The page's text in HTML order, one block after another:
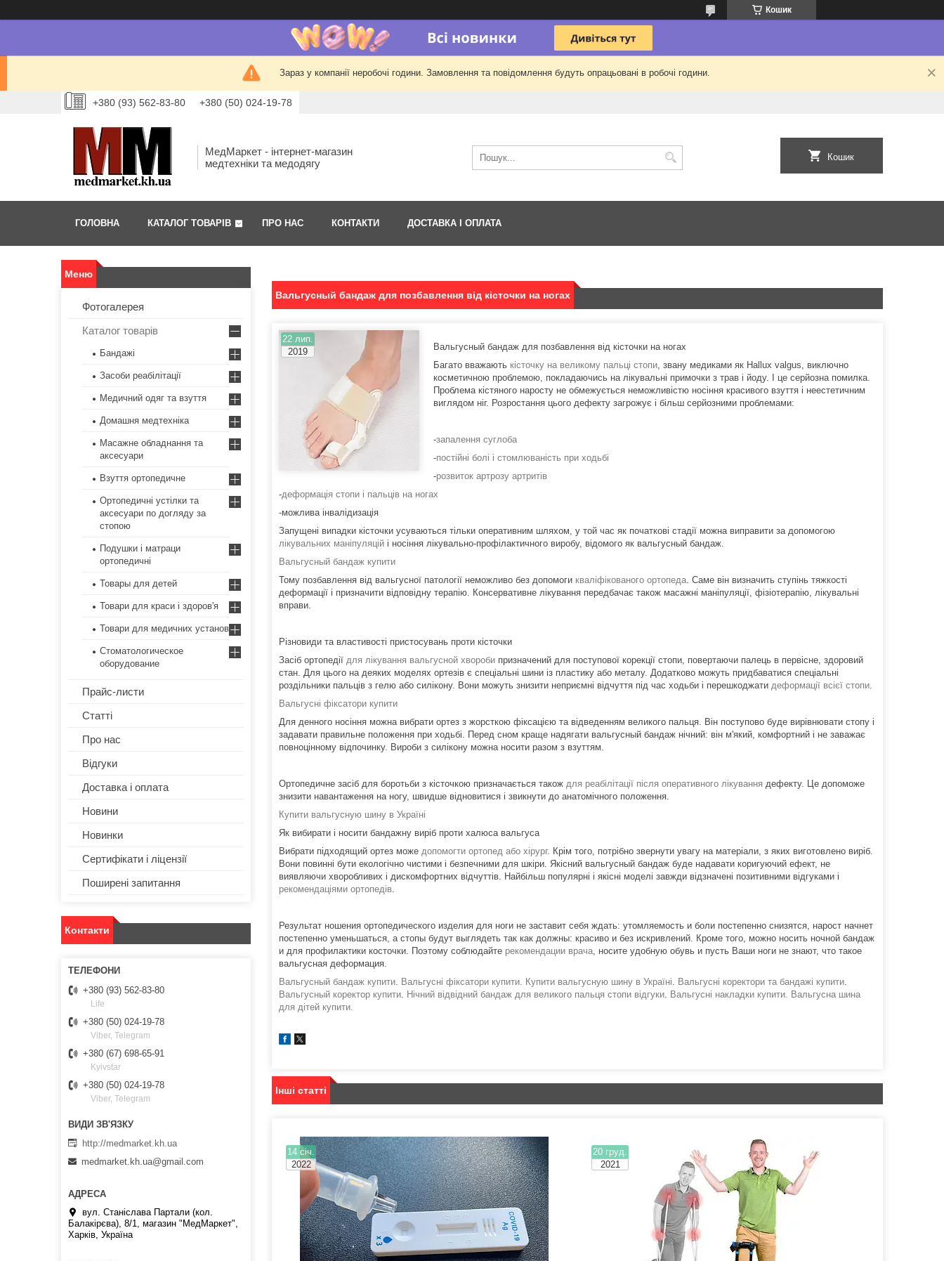
Кошик
Зараз у компанії неробочі години. Замовлення та повідомлення будуть опрацьовані в робочі години.
+380 (93) 562-83-80 +380 (50) 024-19-78
МедМаркет - інтернет-магазин
медтехніки та медодягу
Кошик
ГОЛОВНА КАТАЛОГ ТОВАРІВ ПРО НАС КОНТАКТИ ДОСТАВКА І ОПЛАТА
Вальгусный бандаж для позбавлення від кісточки на ногах
22 лип.
2019
Вальгусный бандаж для позбавлення від кісточки на ногах
Багато вважають кісточку на великому пальці стопи, звану медиками як Hallux valgus, виключно
косметичною проблемою, покладаючись на лікувальні примочки з трав і йоду. І це серйозна помилка.
Проблема кістяного наросту не обмежується неможливістю носіння красивого взуття і неестетичним
виглядом ніг. Розростання цього дефекту загрожує і більш серйозними проблемами:
-запалення суглоба
-постійні болі і стомлюваність при ходьбі
-розвиток артрозу артритів
-деформація стопи і пальців на ногах
-можлива інвалідизація
Запущені випадки кісточки усуваються тільки оперативним шляхом, у той час як початкові стадії можна виправити за допомогою
лікувальних маніпуляцій і носіння лікувально-профілактичного виробу, відомого як вальгусный бандаж.
Вальгусный бандаж купити
Тому позбавлення від вальгусної патології неможливо без допомоги кваліфікованого ортопеда. Саме він визначить ступінь тяжкості
деформації і призначити відповідну терапію. Консервативне лікування передбачає також масажні маніпуляції, фізіотерапію, лікувальні
вправи.
Різновиди та властивості пристосувань проти кісточки
Засіб ортопедії для лікування вальгусной хвороби призначений для поступової корекції стопи, повертаючи палець в первісне, здоровий
стан. Для цього на деяких моделях ортезів є спеціальні шини із пластику або металу. Додатково можуть придбаватися спеціальні
роздільники пальців з гелю або силікону. Вони можуть знизити неприємні відчуття під час ходьби і перешкоджати деформації всієї стопи.
Вальгусні фіксатори купити
Для денного носіння можна вибрати ортез з жорсткою фіксацією та відведенням великого пальця. Він поступово буде вирівнювати стопу і
задавати правильне положення при ходьбі. Перед сном краще надягати вальгусный бандаж нічний: він м'який, комфортний і не заважає
повноцінному відпочинку. Вироби з силікону можна носити разом з взуттям.
Ортопедичне засіб для боротьби з кісточкою призначається також для реабілітації після оперативного лікування дефекту. Це допоможе
знизити навантаження на ногу, швидше відновитися і звикнути до анатомічного положення.
Купити вальгусную шину в Україні
Як вибирати і носити бандажну виріб проти халюса вальгуса
Вибрати підходящий ортез може допомогти ортопед або хірург. Крім того, потрібно звернути увагу на матеріали, з яких виготовлено виріб.
Вони повинні бути екологічно чистими і безпечними для шкіри. Якісний вальгусный бандаж буде надавати коригуючий ефект, не
виявляючи хворобливих і дискомфортних відчуттів. Найбільш популярні і якісні моделі завжди відзначені позитивними відгуками і
рекомендаціями ортопедів.
Результат ношения ортопедического изделия для ноги не заставит себя ждать: утомляемость и боли постепенно снизятся, нарост начнет
постепенно уменьшаться, а стопы будут выглядеть так как должны: красиво и без искривлений. Кроме того, можно носить ночной бандаж
и для профилактики косточки. Поэтому соблюдайте рекомендации врача, носите удобную обувь и пусть Ваши ноги не знают, что такое
вальгусная деформация.
Вальгусный бандаж купити. Вальгусні фіксатори купити. Купити вальгусную шину в Україні. Вальгусні коректори та бандажі купити.
Вальгусный коректор купити. Нічний відвідний бандаж для великого пальця стопи відгуки. Вальгусні накладки купити. Вальгусна шина
для дітей купити.
Інші статті
14 січ.
2022
20 груд.
2021
Фотогалерея
Каталог товарів
Бандажі
Засоби реабілітації
Медичний одяг та взуття
Домашня медтехніка
Масажне обладнання та
аксесуари
Взуття ортопедичне
Ортопедичні устілки та
аксесуари по догляду за
стопою
Подушки і матраци
ортопедичні
Товары для детей
Товари для краси і здоров'я
Товари для медичних установ
Стоматологическое
оборудование
Прайс-листи
Статті
Про нас
Відгуки
Доставка і оплата
Новини
Новинки
Сертифікати і ліцензії
Поширені запитання
Контакти
+380 (93) 562-83-80
Life
+380 (50) 024-19-78
Viber, Telegram
+380 (67) 698-65-91
Kyivstar
+380 (50) 024-19-78
Viber, Telegram
http://medmarket.kh.ua
medmarket.kh.ua@gmail.com
вул. Станіслава Партали (кол.
Балакірєва), 8/1, магазин "МедМаркет",
Харків, Україна